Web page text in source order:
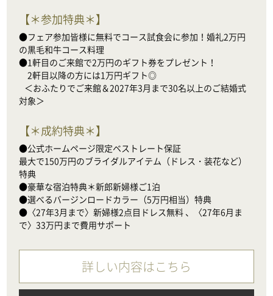
【＊参加特典＊】
●フェア参加皆様に無料でコース試食会に参加！婚礼2万円
の黒毛和牛コース料理
●1軒目のご来館で2万円のギフト券をプレゼント！
2軒目以降の方には1万円ギフト◎
対象＞
【＊成約特典＊】
●公式ホームページ限定ベストレート保証
最大で150万円のブライダルアイテム（ドレス・装花など）
特典
●豪華な宿泊特典＊新郎新婦様ご1泊
●選べるバージンロードカラー（5万円相当）特典
●〈27年3月まで〉新婦様2点目ドレス無料 、〈27年6月ま
で〉33万円まで費用サポート
詳しい内容はこちら